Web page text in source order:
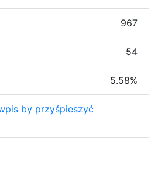
967
54
5.58%
by przyśpieszyć